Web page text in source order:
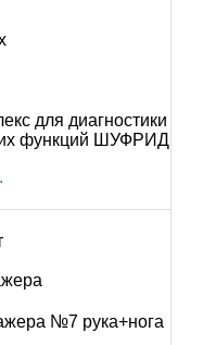
для диагностики
функций ШУФРИД
№7 рука+нога